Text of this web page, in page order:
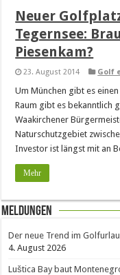
Neuer
Tegernsee:
Piesenkam?
23. August 2014 Golf
Um München gibt es
Raum gibt es bekanntlich
Waakirchener
Naturschutzgebiet
Investor ist längst mit an
Mehr
Meldungen
Der neue Trend im
4. August 2026
Luštica Bay baut